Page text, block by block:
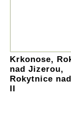
Krkonose,
nad Jizerou,
Rokytnice
II